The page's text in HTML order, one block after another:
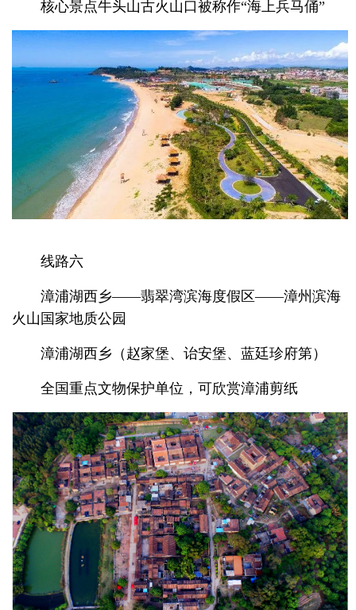
核心景点牛头山古火山口被称作“海上兵马俑”
线路六
漳浦湖西乡——翡翠湾滨海度假区——漳州滨海
火山国家地质公园
漳浦湖西乡（赵家堡、诒安堡、蓝廷珍府第）
全国重点文物保护单位，可欣赏漳浦剪纸